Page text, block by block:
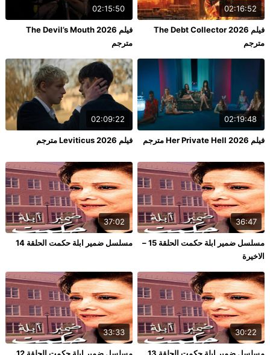
02:16:52
فيلم The Debt Collector 2026
مترجم
02:15:50
فيلم The Devil’s Mouth 2026
مترجم
02:19:48
فيلم Her Private Hell 2026 مترجم
02:09:22
فيلم Leviticus 2026 مترجم
36:47
مسلسل ضمير ابلة حكمت الحلقة 15 –
الاخيرة
37:02
مسلسل ضمير ابلة حكمت الحلقة 14
30:22
33:33